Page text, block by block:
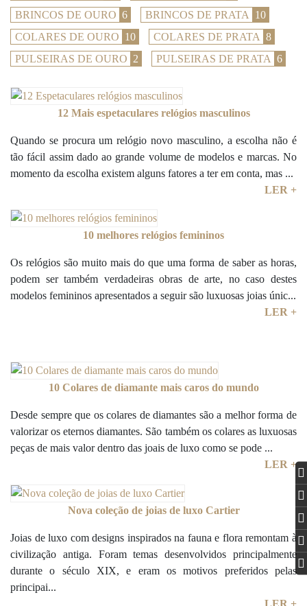
BRINCOS DE OURO 6 BRINCOS DE PRATA
10
COLARES DE OURO 10 COLARES DE PRATA 8
PULSEIRAS DE OURO 2 PULSEIRAS DE PRATA 6
12 Mais espetaculares relógios masculinos
Quando se procura um relógio novo masculino, a escolha não é
tão fácil assim dado ao grande volume de modelos e marcas. No
momento da escolha existem alguns fatores a ter em conta, mas ...
LER +
10 melhores relógios femininos
Os relógios são muito mais do que uma forma de saber as horas,
podem ser também verdadeiras obras de arte, no caso destes
modelos femininos apresentados a seguir são luxuosas joias únic...
LER +
10 Colares de diamante mais caros do mundo
Desde sempre que os colares de diamantes são a melhor forma de
valorizar os eternos diamantes. São também os colares as luxuosas
peças de mais valor dentro das joais de luxo como se pode ...
LER +
Nova coleção de joias de luxo Cartier
Joias de luxo com designs inspirados na fauna e flora remontam à
civilização antiga. Foram temas desenvolvidos principalmente
durante o século XIX, e eram os motivos preferidos pelas
principai...
LER +